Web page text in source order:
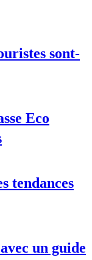
sont-
Eco
tendances
un guide